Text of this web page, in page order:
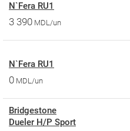
N`Fera RU1
3 390 MDL/un
N`Fera RU1
0 MDL/un
Bridgestone
Dueler H/P Sport